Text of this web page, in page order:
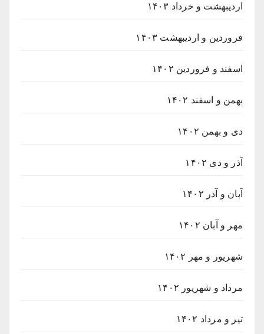
اردیبهشت و خرداد ۱۴۰۳
فروردین و اردیبهشت ۱۴۰۳
اسفند و فروردین ۱۴۰۲
بهمن و اسفند ۱۴۰۲
دی و بهمن ۱۴۰۲
آذر و دی ۱۴۰۲
آبان و آذر ۱۴۰۲
مهر و آبان ۱۴۰۲
شهریور و مهر ۱۴۰۲
مرداد و شهریور ۱۴۰۲
تیر و مرداد ۱۴۰۲